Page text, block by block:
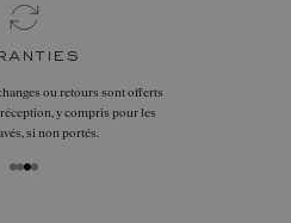
ou retours sont offerts
y compris pour les
si non portés.